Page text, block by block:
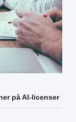
på AI-licenser